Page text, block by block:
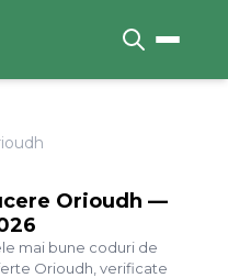
Orioudh —
mai bune coduri de
Orioudh , verificate